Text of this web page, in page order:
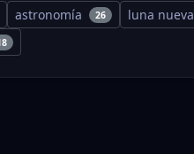
astronomía 26 luna nueva